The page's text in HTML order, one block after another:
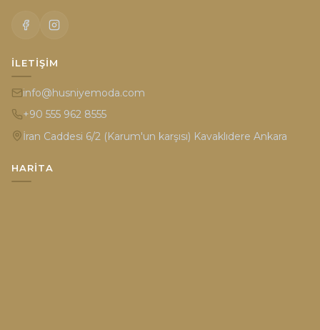
İLETIŞIM
info@husniyemoda.com
+90 555 962 8555
İran Caddesi 6/2 (Karum'un karşısı) Kavaklıdere Ankara
HARITA